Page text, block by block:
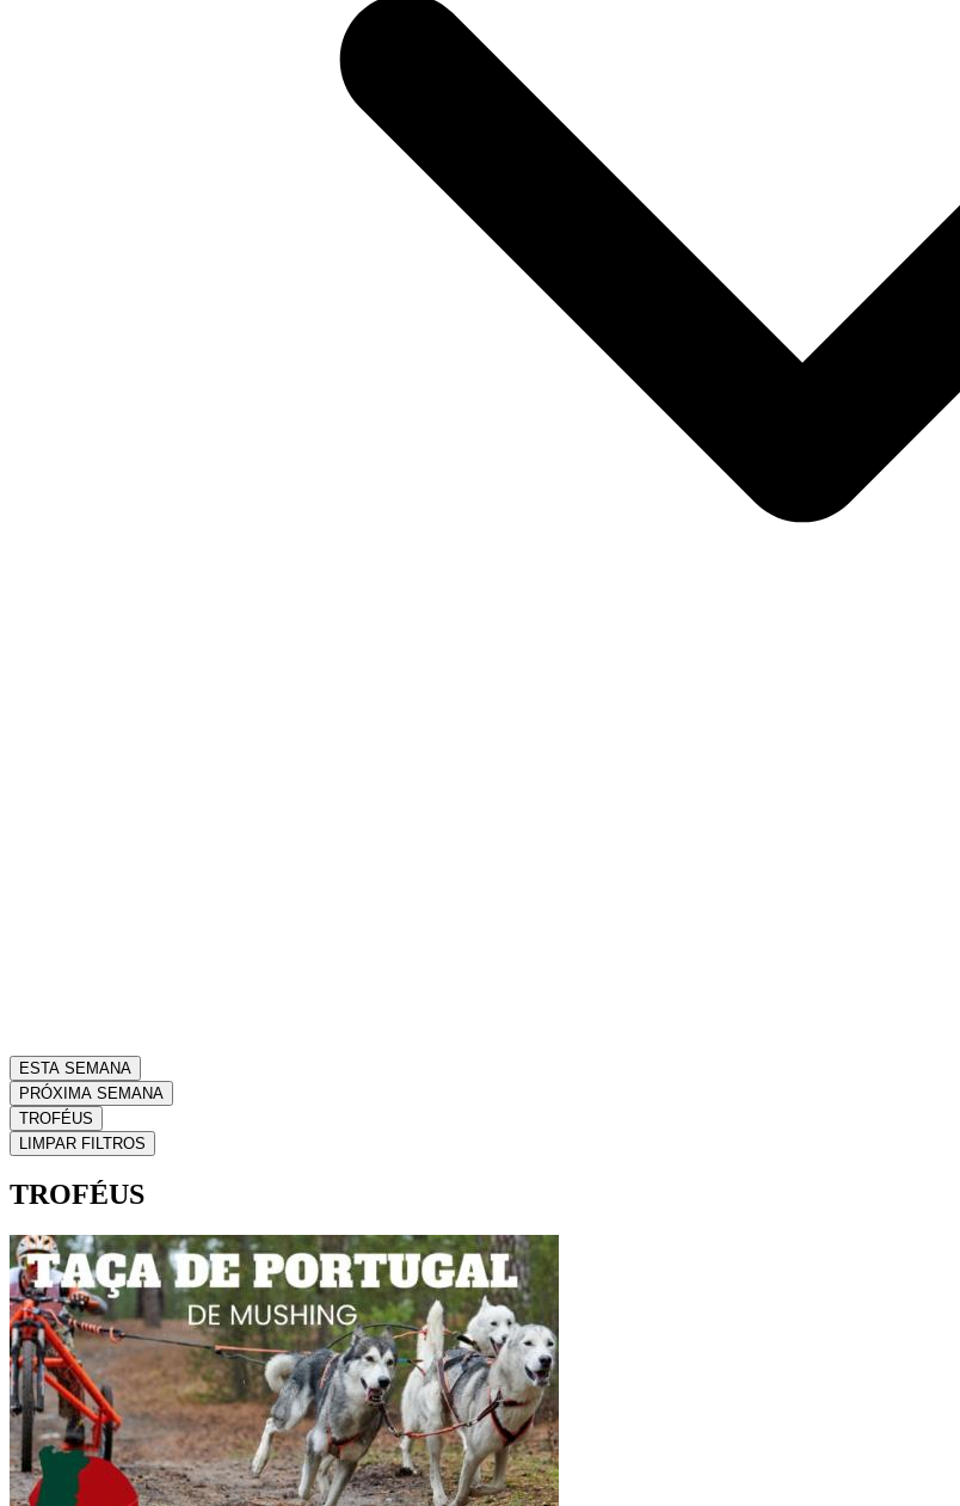
ESTA SEMANA
PRÓXIMA SEMANA
TROFÉUS
LIMPAR FILTROS
TROFÉUS